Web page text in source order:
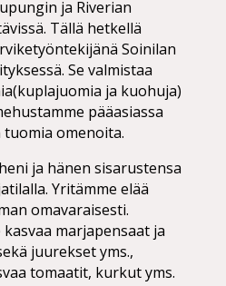
ja Riverian
Tällä hetkellä
Soinilan
Se valmistaa
ja kuohuja)
pääasiassa
tuomia omenoita.
ja hänen sisarustensa
Yritämme elää
omavaraisesti.
marjapensaat ja
juurekset yms.,
tomaatit, kurkut yms.